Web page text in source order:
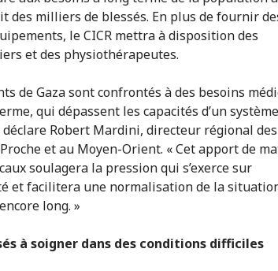
des milliers de blessés. En plus de fournir
le CICR mettra à disposition des
et des physiothérapeutes.
de Gaza sont confrontés à des besoins
qui dépassent les capacités d’un
Robert Mardini, directeur régional des
et au Moyen-Orient. « Cet apport de
soulagera la pression qui s’exerce sur
et facilitera une normalisation de la
long. »
à soigner dans des conditions difficiles